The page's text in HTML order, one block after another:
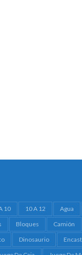
10 10 A 12 Agua
Bloques Camión
Dinosaurio